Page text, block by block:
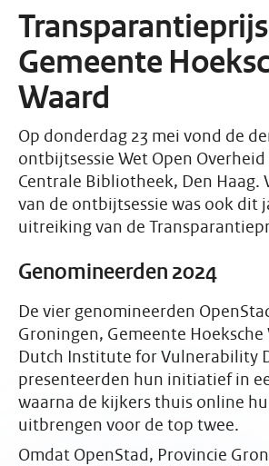
Gemeente
Waard
Op donderdag 23 mei vond de
ontbijtsessie Wet Open
Centrale Bibliotheek, Den Haag.
van de ontbijtsessie was ook dit
uitreiking van de
Genomineerden 2024
De vier genomineerden
Groningen, Gemeente Hoeksche
Dutch Institute for Vulnerability
presenteerden hun initiatief in
waarna de kijkers thuis online
uitbrengen voor de top twee.
Omdat OpenStad, Provincie